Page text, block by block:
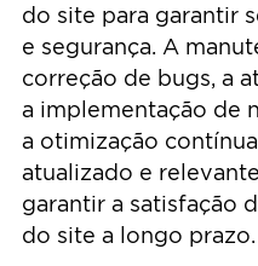
do site para garantir
e segurança. A
correção de bugs, a
a implementação de
a otimização
atualizado e
garantir a satisfação
do site a longo prazo.